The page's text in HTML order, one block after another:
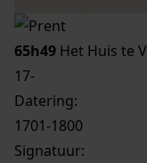
65h49 Het Huis te
17-
Datering:
1701-1800
Signatuur: